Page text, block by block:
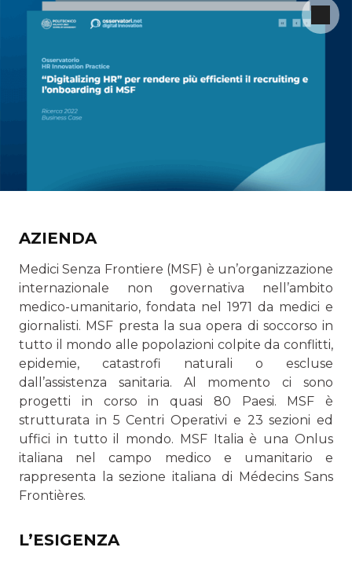
AZIENDA
Medici Senza Frontiere (MSF) è un’organizzazione
internazionale non governativa nell’ambito
medico-umanitario, fondata nel 1971 da medici e
giornalisti. MSF presta la sua opera di soccorso in
tutto il mondo alle popolazioni colpite da conflitti,
epidemie, catastrofi naturali o escluse
dall’assistenza sanitaria. Al momento ci sono
progetti in corso in quasi 80 Paesi. MSF è
strutturata in 5 Centri Operativi e 23 sezioni ed
uffici in tutto il mondo. MSF Italia è una Onlus
italiana nel campo medico e umanitario e
rappresenta la sezione italiana di Médecins Sans
Frontières.
L’ESIGENZA